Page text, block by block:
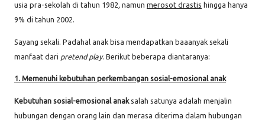
usia pra-sekolah di tahun 1982, namun merosot drastis hingga hanya
9% di tahun 2002.
Sayang sekali. Padahal anak bisa mendapatkan baaanyak sekali
manfaat dari pretend play. Berikut beberapa diantaranya:
1. Memenuhi kebutuhan perkembangan sosial-emosional anak
Kebutuhan sosial-emosional anaksalah satunya adalah menjalin
hubungan dengan orang lain dan merasa diterima dalam hubungan